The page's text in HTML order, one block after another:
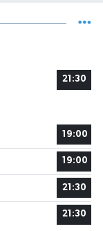
21:30
19:00
19:00
21:30
21:30